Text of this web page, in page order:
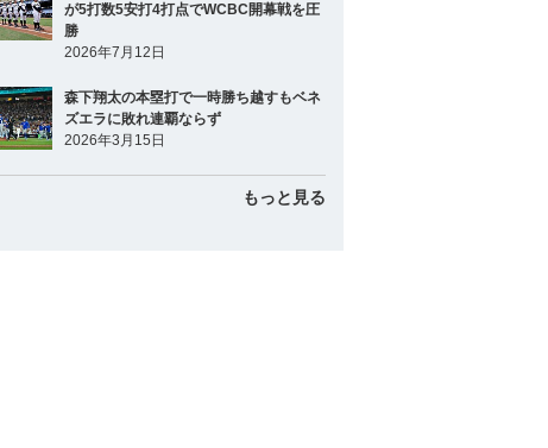
が5打数5安打4打点でWCBC開幕戦を圧
勝
2026年7月12日
森下翔太の本塁打で一時勝ち越すもベネ
ズエラに敗れ連覇ならず
2026年3月15日
もっと見る